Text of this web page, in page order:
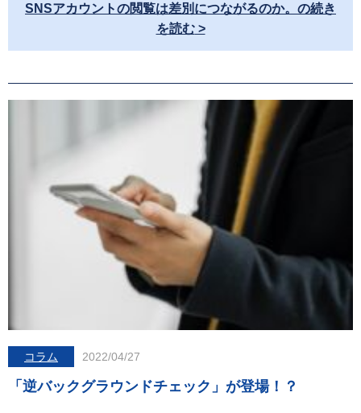
SNSアカウントの閲覧は差別につながるのか。の続き
を読む
コラム 2022/04/27
「逆バックグラウンドチェック」が登場！？